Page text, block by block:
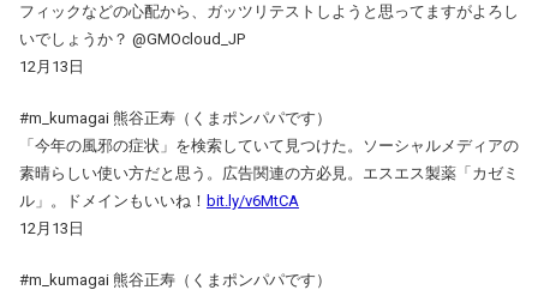
フィックなどの心配から、ガッツリテストしようと思ってますがよろし
いでしょうか？ @GMOcloud_JP
12月13日
#m_kumagai 熊谷正寿（くまポンパパです）
「今年の風邪の症状」を検索していて見つけた。ソーシャルメディアの
素晴らしい使い方だと思う。広告関連の方必見。エスエス製薬「カゼミ
ル」。ドメインもいいね！ bit.ly/v6MtCA
12月13日
#m_kumagai 熊谷正寿（くまポンパパです）